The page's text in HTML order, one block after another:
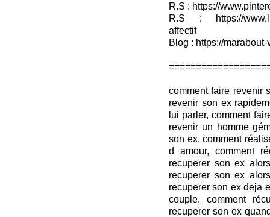
R.S : https://
R.S : https://
affectif
Blog : https://
comment faire revenir
revenir son ex
lui parler, comment
revenir un homme
son ex, comment
d amour, comment
recuperer son ex
recuperer son ex
recuperer son ex deja
couple, comment
recuperer son ex